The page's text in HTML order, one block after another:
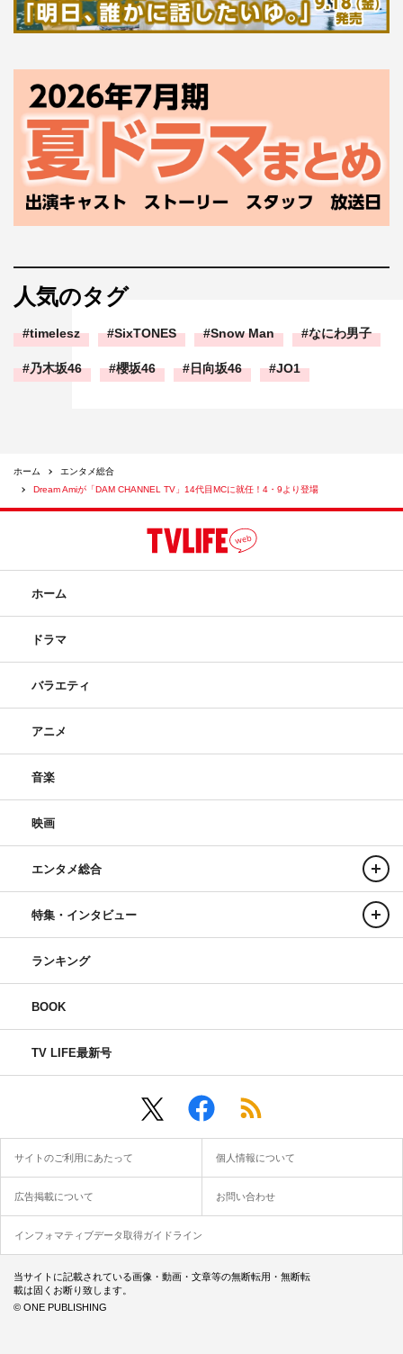
人気のタグ
timelesz SixTONES Snow Man なにわ男子
乃木坂46 櫻坂46 日向坂46 JO1
ホーム
エンタメ総合
Dream Amiが「DAM CHANNEL TV」14代目MCに就任！4・9より登場
ホーム
ドラマ
バラエティ
アニメ
音楽
映画
エンタメ総合
特集・インタビュー
ランキング
BOOK
TV LIFE最新号
サイトのご利用にあたって 個人情報について
広告掲載について お問い合わせ
インフォマティブデータ取得ガイドライン
当サイトに記載されている画像・動画・文章等の無断転用・無断転
載は固くお断り致します。
© ONE PUBLISHING